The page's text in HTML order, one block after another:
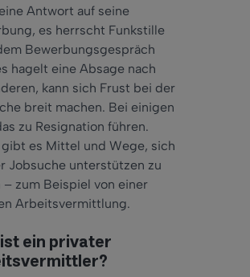
Antwort auf seine
es herrscht Funkstille
Bewerbungsgespräch
hagelt eine Absage nach
kann sich Frust bei der
breit machen. Bei einigen
zu Resignation führen.
gibt es Mittel und Wege, sich
Jobsuche unterstützen zu
– zum Beispiel von einer
Arbeitsvermittlung.
ein privater